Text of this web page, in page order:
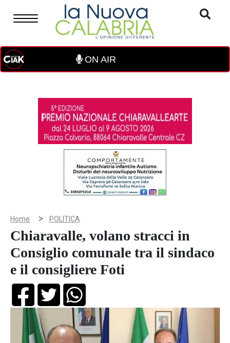
ON AIR
Home > POLITICA
Chiaravalle, volano stracci in
Consiglio comunale tra il sindaco
e il consigliere Foti